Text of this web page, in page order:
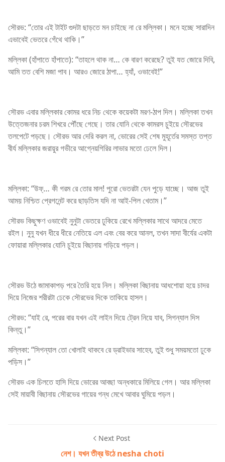
সৌরভ: “তোর এই টাইট গুদটা ছাড়তে মন চাইছে না রে মল্লিকা। মনে হচ্ছে সারাদিন
এভাবেই ভেতরে গেঁথে থাকি।”
মল্লিকা (হাঁপাতে হাঁপাতে): “তাহলে থাক না… কে বারণ করেছে? তুই যত জোরে দিবি,
আমি তত বেশি মজা পাব। আরও জোরে ঠাপা… হ্যাঁ, ওভাবেই!”
সৌরভ এবার মল্লিকার কোমর ধরে নিচ থেকে কয়েকটা মরণ-ঠাপ দিল। মল্লিকা তখন
উত্তেজনার চরম শিখরে পৌঁছে গেছে। তার যোনি থেকে কামরস চুইয়ে সৌরভের
তলপেটে পড়ছে। সৌরভ আর দেরি করল না, ভোরের সেই শেষ মুহূর্তের সমস্ত তপ্ত
বীর্য মল্লিকার জরায়ুর গভীরে আগ্নেয়গিরির লাভার মতো ঢেলে দিল।
মল্লিকা: “উফ্… কী গরম রে তোর মাল! পুরো ভেতরটা যেন পুড়ে যাচ্ছে। আজ তুই
আময় নিশ্চিত প্রেগনেন্ট করে ছাড়তিস যদি না আই-পিল খেতাম।”
সৌরভ কিছুক্ষণ ওভাবেই নুনুটা ভেতরে ঢুকিয়ে রেখে মল্লিকার সাথে আদরে মেতে
রইল। নুনু যখন ধীরে ধীরে নেতিয়ে এল এবং বের করে আনল, তখন সাদা বীর্যের একটা
ফোয়ারা মল্লিকার যোনি চুইয়ে বিছানায় গড়িয়ে পড়ল।
সৌরভ উঠে জামাকাপড় পরে তৈরি হয়ে নিল। মল্লিকা বিছানায় আধশোয়া হয়ে চাদর
দিয়ে নিজের শরীরটা ঢেকে সৌরভের দিকে তাকিয়ে হাসল।
সৌরভ: “যাই রে, পরের বার যখন এই লাইন দিয়ে ট্রেন নিয়ে যাব, সিগন্যাল দিস
কিন্তু।”
মল্লিকা: “সিগন্যাল তো খোলাই থাকবে রে ড্রাইভার সাহেব, তুই শুধু সময়মতো ঢুকে
পড়িস।”
সৌরভ এক চিলতে হাসি দিয়ে ভোরের আবছা অন্ধকারে মিলিয়ে গেল। আর মল্লিকা
সেই মায়াবী বিছানায় সৌরভের গায়ের গন্ধ মেখে আবার ঘুমিয়ে পড়ল।
Next Post
নেশ। যখন তীব্র উঠে nesha choti